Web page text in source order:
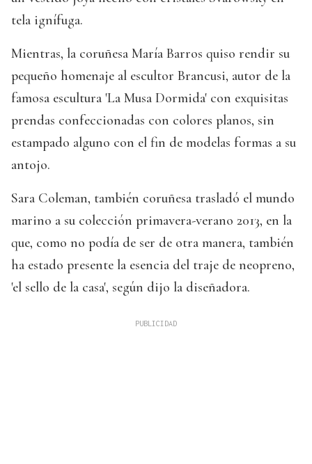
tela ignífuga.
Mientras, la coruñesa María Barros quiso rendir su
pequeño homenaje al escultor Brancusi, autor de la
famosa escultura 'La Musa Dormida' con exquisitas
prendas confeccionadas con colores planos, sin
estampado alguno con el fin de modelas formas a su
antojo.
Sara Coleman, también coruñesa trasladó el mundo
marino a su colección primavera-verano 2013, en la
que, como no podía de ser de otra manera, también
ha estado presente la esencia del traje de neopreno,
'el sello de la casa', según dijo la diseñadora.